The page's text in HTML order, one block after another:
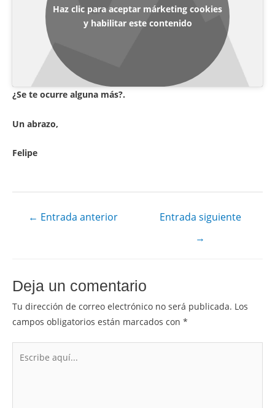
Haz clic para aceptar márketing cookies
y habilitar este contenido
¿Se te ocurre alguna más?.
Un abrazo,
Felipe
← Entrada anterior
Entrada siguiente
→
Deja un comentario
Tu dirección de correo electrónico no será publicada. Los
campos obligatorios están marcados con *